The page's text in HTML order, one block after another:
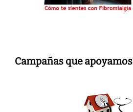
Campañas que apoyamos